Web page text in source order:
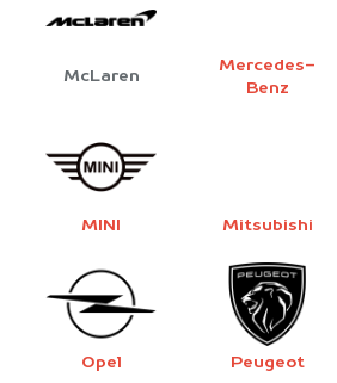
McLaren
Mercedes-
Benz
MINI Mitsubishi
Opel Peugeot